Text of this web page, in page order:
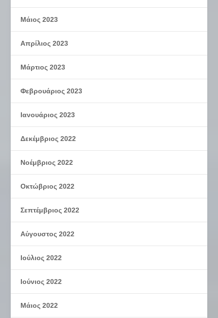
Μάιος 2023
Απρίλιος 2023
Μάρτιος 2023
Φεβρουάριος 2023
Ιανουάριος 2023
Δεκέμβριος 2022
Νοέμβριος 2022
Οκτώβριος 2022
Σεπτέμβριος 2022
Αύγουστος 2022
Ιούλιος 2022
Ιούνιος 2022
Μάιος 2022